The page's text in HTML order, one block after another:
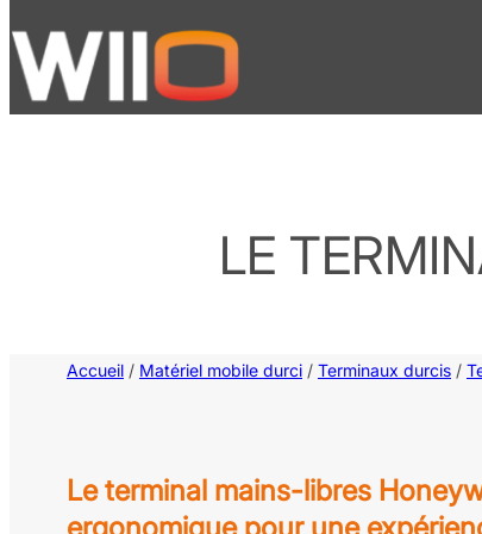
au
contenu
LE
Accueil / Matériel mobile durci / Terminaux durcis /
Le terminal mains-libres